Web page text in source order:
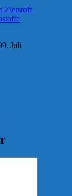
Zierstoff
9. Juli